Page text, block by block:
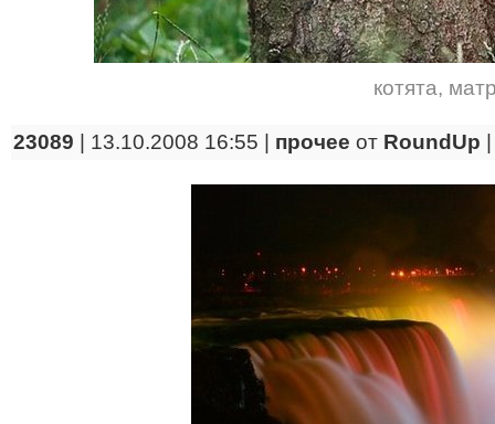
котята,
23089 | 13.10.2008 16:55 | прочее от RoundUp